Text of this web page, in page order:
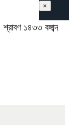
১৪৩৩ বঙ্গাব্দ
×